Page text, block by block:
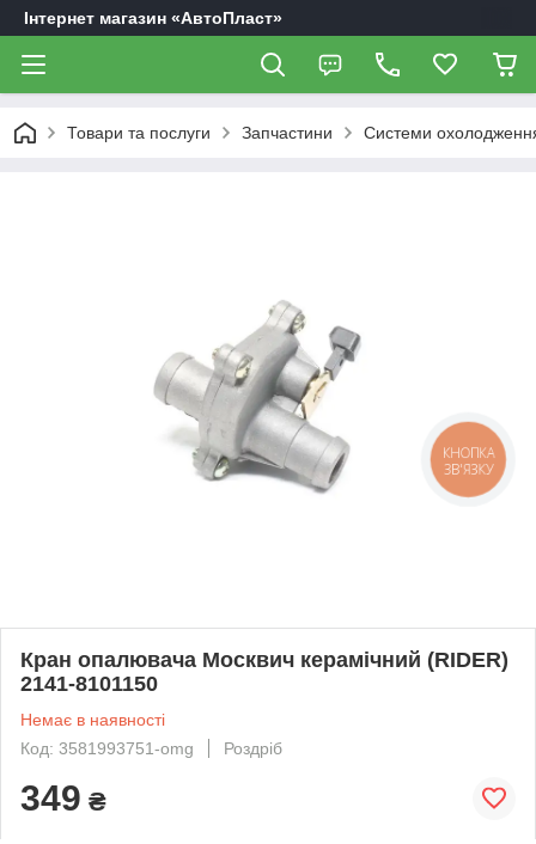
Інтернет магазин «АвтоПласт»
Товари та послуги Запчастини Системи
Кран опалювача Москвич керамічний (RIDER)
2141-8101150
Немає в наявності
Код: 3581993751-omg
Роздріб
349 ₴
КНОПКА
ЗВ'ЯЗКУ